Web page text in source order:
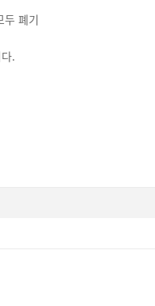
폐기
.